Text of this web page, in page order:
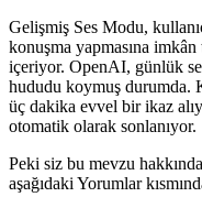
Gelişmiş Ses Modu,
konuşma yapmasına imkân
içeriyor. OpenAI, günlük
hududu koymuş durumda.
üç dakika evvel bir ikaz
otomatik olarak sonlanıyor.
Peki siz bu mevzu
aşağıdaki Yorumlar